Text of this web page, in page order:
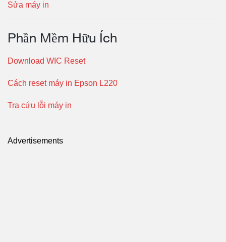
Sửa máy in
Phần Mềm Hữu Ích
Download WIC Reset
Cách reset máy in Epson L220
Tra cứu lỗi máy in
Advertisements